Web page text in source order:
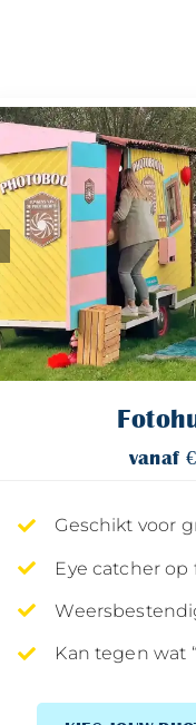
vanaf
Geschikt voor
Eye catcher op
Kan tegen wat